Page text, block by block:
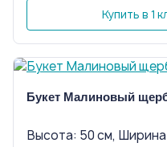
Купить в 1
Букет Малиновый
Высота: 50 см,